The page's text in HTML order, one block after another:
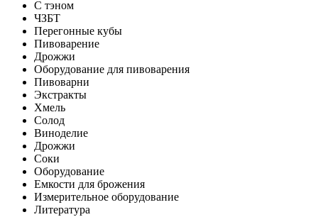
С тэном
ЧЗБТ
Перегонные кубы
Пивоварение
Дрожжи
Оборудование для пивоварения
Пивоварни
Экстракты
Хмель
Солод
Виноделие
Дрожжи
Соки
Оборудование
Емкости для брожения
Измерительное оборудование
Литература